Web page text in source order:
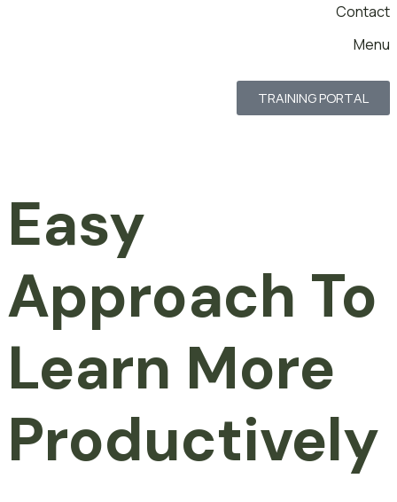
Contact
Menu
TRAINING PORTAL
Easy
Approach To
Learn More
Productively